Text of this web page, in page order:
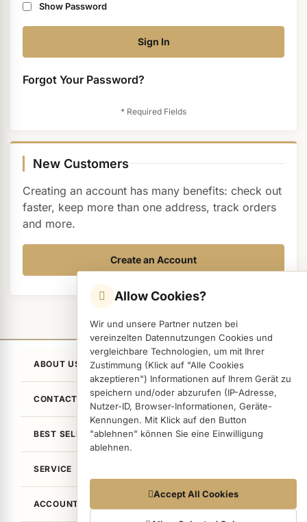
Allow Cookies?
Wir und unsere Partner nutzen bei
vereinzelten Datennutzungen Cookies und
vergleichbare Technologien, um mit Ihrer
Zustimmung (Klick auf "Alle Cookies
akzeptieren") Informationen auf Ihrem Gerät zu
speichern und/oder abzurufen (IP-Adresse,
Nutzer-ID, Browser-Informationen, Geräte-
Kennungen. Mit Klick auf den Button
"ablehnen" können Sie eine Einwilligung
ablehnen.
Datennutzungen
Wir arbeiten mit Partnern zusammen, die von
Accept All Cookies
Colour & Nail Art Gels anzeigen
Nail Polish and Liquids anzeigen
Nail Art anzeigen
Hygiene anzeigen
Skintrix anzeigen
Hand & Body Care anzeigen
Feet & Toes anzeigen
Beauty Accessories anzeigen
Show Password
Sign In
Forgot Your Password?
New Customers
Creating an account has many benefits: check out
faster, keep more than one address, track orders
and more.
Create an Account
ABOUT US
CONTACT
BEST SELLER
SERVICE
ACCOUNT